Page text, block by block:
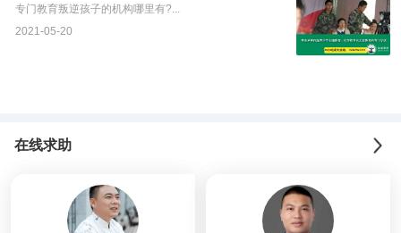
专门教育叛逆孩子的机构哪里有?...
2021-05-20
在线求助